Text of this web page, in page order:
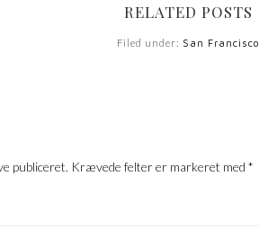
RELATED POSTS
Filed under: San Francisco
publiceret. Krævede felter er markeret med *